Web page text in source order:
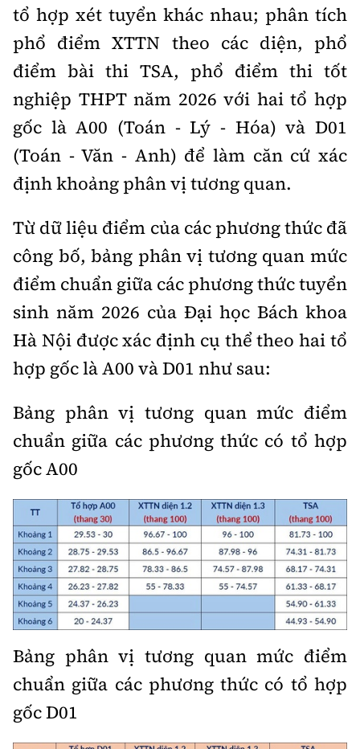
tổ hợp xét tuyển khác nhau; phân tích
phổ điểm XTTN theo các diện, phổ
điểm bài thi TSA, phổ điểm thi tốt
nghiệp THPT năm 2026 với hai tổ hợp
gốc là A00 (Toán - Lý - Hóa) và D01
(Toán - Văn - Anh) để làm căn cứ xác
định khoảng phân vị tương quan.
Từ dữ liệu điểm của các phương thức đã
công bố, bảng phân vị tương quan mức
điểm chuẩn giữa các phương thức tuyển
sinh năm 2026 của Đại học Bách khoa
Hà Nội được xác định cụ thể theo hai tổ
hợp gốc là A00 và D01 như sau:
Bảng phân vị tương quan mức điểm
chuẩn giữa các phương thức có tổ hợp
gốc A00
Bảng phân vị tương quan mức điểm
chuẩn giữa các phương thức có tổ hợp
gốc D01